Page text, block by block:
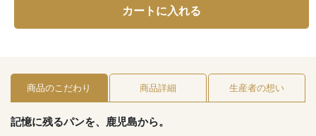
カートに入れる
商品のこだわり 商品詳細 生産者の想い
記憶に残るパンを、鹿児島から。